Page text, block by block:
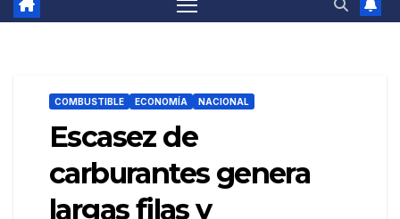
COMBUSTIBLE ECONOMÍA NACIONAL
Escasez de
carburantes genera
largas filas y